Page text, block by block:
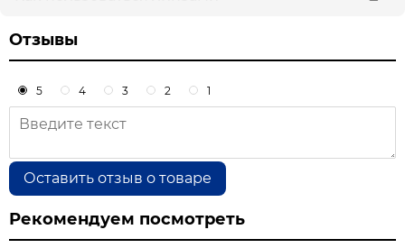
Отзывы
5 4 3 2 1
Оставить отзыв о товаре
Рекомендуем посмотреть